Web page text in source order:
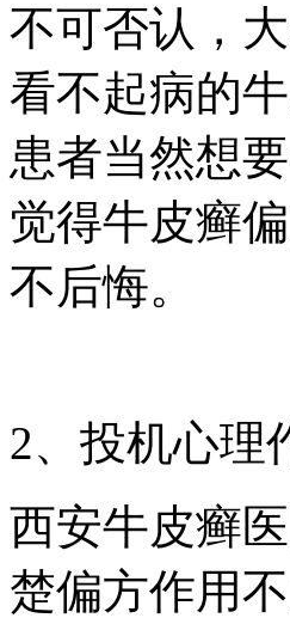
不可否认，
看不起病的
患者当然想
觉得牛皮癣
不后悔。
2、投机心理
西安牛皮癣
楚偏方作用